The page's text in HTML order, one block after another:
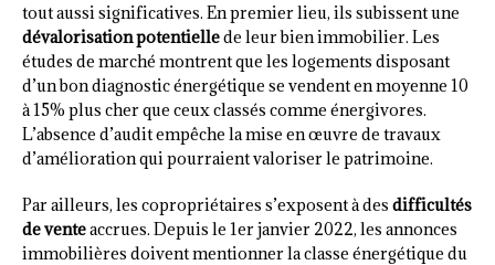
tout aussi significatives. En premier lieu, ils subissent une
dévalorisation potentiellede leur bien immobilier. Les
études de marché montrent que les logements disposant
d’un bon diagnostic énergétique se vendent en moyenne 10
à 15% plus cher que ceux classés comme énergivores.
L’absence d’audit empêche la mise en œuvre de travaux
d’amélioration qui pourraient valoriser le patrimoine.
Par ailleurs, les copropriétaires s’exposent à des difficultés
de venteaccrues. Depuis le 1er janvier 2022, les annonces
immobilières doivent mentionner la classe énergétique du